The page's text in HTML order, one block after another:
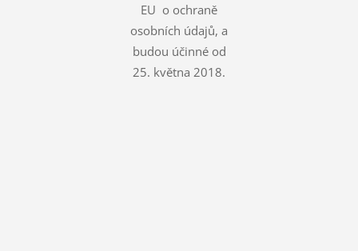
EU o ochraně
osobních údajů, a
budou účinné od
25. května 2018.